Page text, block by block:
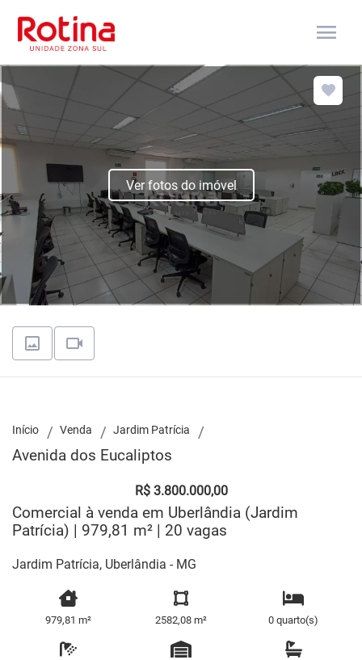
menu
Ver fotos do imóvel
Início Venda Jardim Patrícia
Avenida dos Eucaliptos
R$ 3.800.000,00
Comercial à venda em Uberlândia (Jardim
Patrícia) | 979,81 m² | 20 vagas
Jardim Patrícia, Uberlândia - MG
979,81 m² 2582,08 m² 0 quarto(s)